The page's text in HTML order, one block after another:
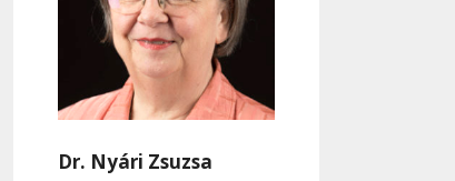
Dr. Nyári Zsuzsa